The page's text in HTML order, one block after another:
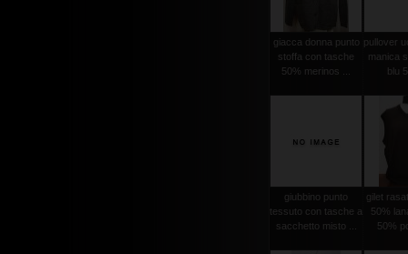
giacca donna punto
stoffa con tasche
50% merinos ...
pullover
manica
blu
giubbino punto
tessuto con tasche a
sacchetto misto ...
gilet
50%
50%